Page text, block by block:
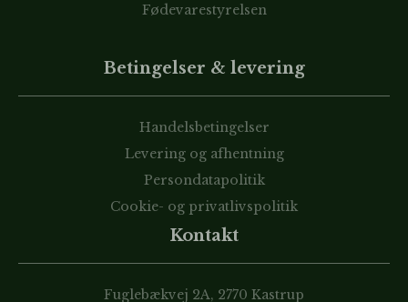
Fødevarestyrelsen
Betingelser & levering
Handelsbetingelser
Levering og afhentning
Persondatapolitik
Cookie- og privatlivspolitik
Kontakt
Fuglebækvej 2A, 2770 Kastrup